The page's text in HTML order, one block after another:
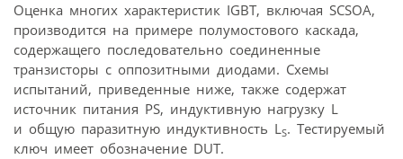
Оценка многих характеристик IGBT, включая SCSOA,
производится на примере полумостового каскада,
содержащего последовательно соединенные
транзисторы с оппозитными диодами. Схемы
испытаний, приведенные ниже, также содержат
источник питания PS, индуктивную нагрузку L
и общую паразитную индуктивность LS. Тестируемый
ключ имеет обозначение DUT.